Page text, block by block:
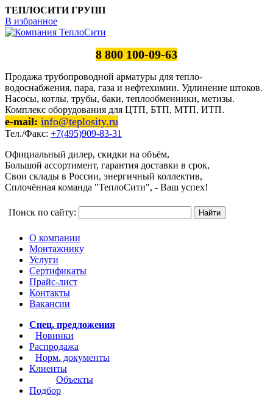
ТЕПЛОСИТИ ГРУПП
В избранное
8 800 100-09-63
Продажа трубопроводной арматуры для тепло-
водоснабжения, пара, газа и нефтехимии. Удлинение штоков.
Насосы, котлы, трубы, баки, теплообменники, метизы.
Комплекс оборудования для ЦТП, БТП, МТП, ИТП.
e-mail: info@teplosity.ru
Тел./Факс: +7(495)909-83-31
Официальный дилер, скидки на объём,
Большой ассортимент, гарантия доставки в срок,
Свои склады в России, энергичный коллектив,
Сплочённая команда "ТеплоСити", - Ваш успех!
Поиск по сайту:
О компании
Монтажнику
Услуги
Сертификаты
Прайс-лист
Контакты
Вакансии
Спец. предложения
Новинки
Распродажа
Норм. документы
Клиенты
Объекты
Подбор